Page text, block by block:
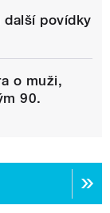
povídky
o muži,
90.